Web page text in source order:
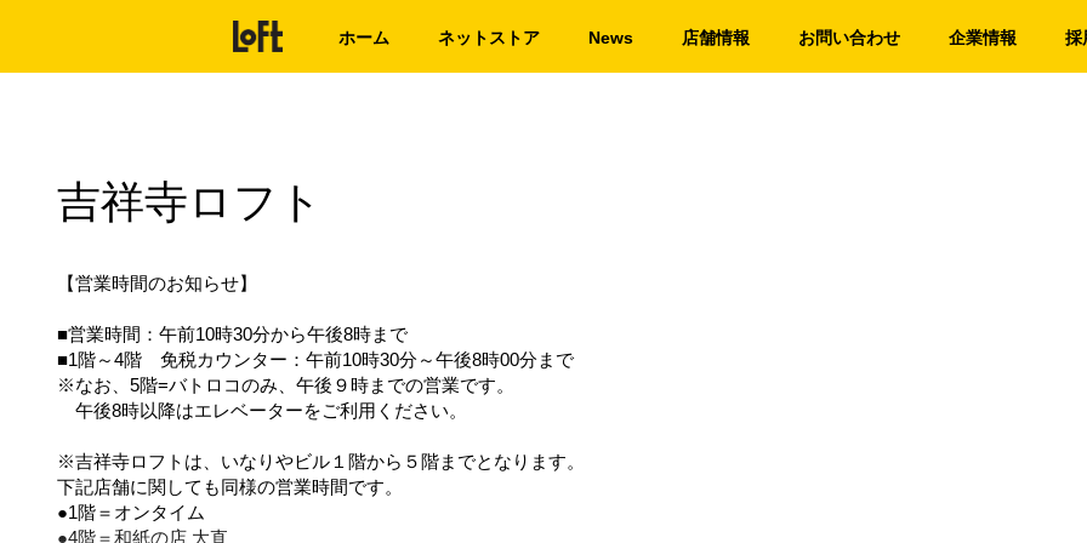
ホーム ネットストア News 店舗情報 お問い合わせ 企業情報 採
吉祥寺ロフト
【営業時間のお知らせ】
■営業時間：午前10時30分から午後8時まで
■1階～4階 免税カウンター：午前10時30分～午後8時00分まで
※なお、5階=バトロコのみ、午後９時までの営業です。
午後8時以降はエレベーターをご利用ください。
※吉祥寺ロフトは、いなりやビル１階から５階までとなります。
下記店舗に関しても同様の営業時間です。
●1階＝オンタイム
●4階＝和紙の店 大直